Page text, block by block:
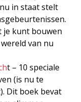
in staat stelt
je kunt bouwen
van nu
t – 10 speciale
(is nu te
Dit boek bevat